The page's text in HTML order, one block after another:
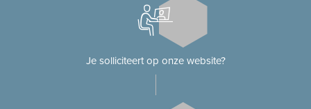
Je solliciteert op onze website?